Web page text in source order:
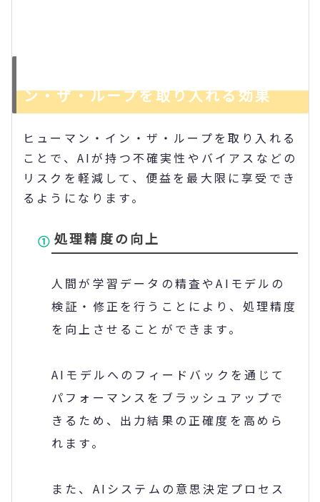
ン・ザ・ループを取り入れる効果
ヒューマン・イン・ザ・ループを取り入れる
ことで、AIが持つ不確実性やバイアスなどの
リスクを軽減して、便益を最大限に享受でき
るようになります。
処理精度の向上
人間が学習データの精査やAIモデルの
検証・修正を行うことにより、処理精度
を向上させることができます。
AIモデルへのフィードバックを通じて
パフォーマンスをブラッシュアップで
きるため、出力結果の正確度を高めら
れます。
また、AIシステムの意思決定プロセス